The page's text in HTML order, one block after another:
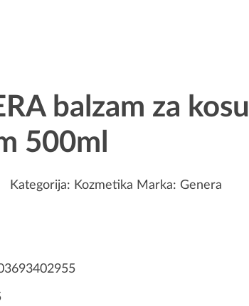
balzam za kosu
500ml
Kategorija: Kozmetika Marka: Genera